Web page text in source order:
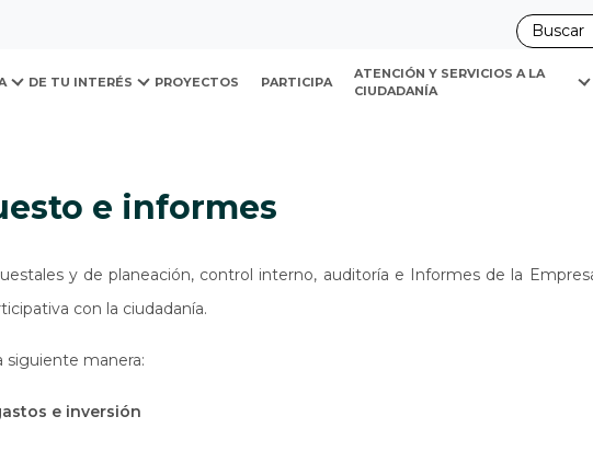
y Desarrollo Urbano
DE TU INTERÉS PROYECTOS PARTICIPA
ATENCIÓN Y SERVICIOS A LA
CIUDADANÍA
e informes
y de planeación, control interno, auditoría e Informes de la
con la ciudadanía.
siguiente manera:
e inversión